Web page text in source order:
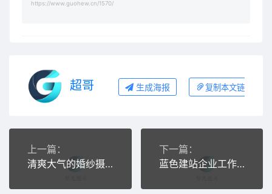
https://www.guohew.cn/1570/
超哥 生成海报 复制本文链接
上一篇：
清爽大气的婚纱摄影婚庆公司网站源码
下一篇：
蓝色建站企业工作室dedecms源码